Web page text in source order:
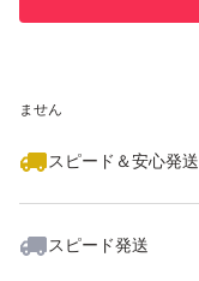
ません
スピード＆安心発送
スピード発送